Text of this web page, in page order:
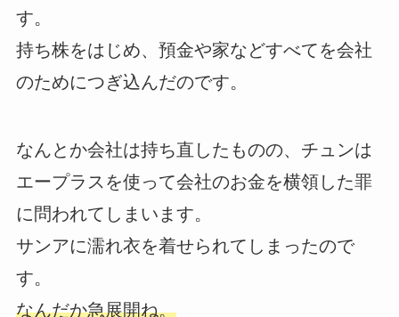
す。
持ち株をはじめ、預金や家などすべてを会社
のためにつぎ込んだのです。
なんとか会社は持ち直したものの、チュンは
エープラスを使って会社のお金を横領した罪
に問われてしまいます。
サンアに濡れ衣を着せられてしまったので
す。
なんだか急展開ね。